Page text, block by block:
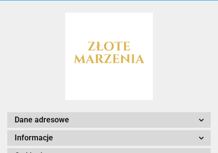
Dane adresowe
Informacje